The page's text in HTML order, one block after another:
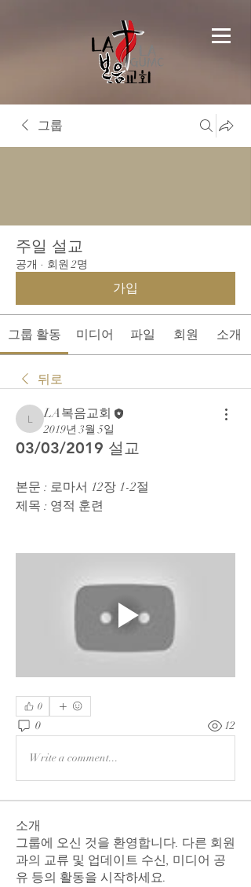
그룹
주일 설교
공개 · 회원 2명
가입
그룹 활동 미디어 파일 회원 소개
뒤로
LA복음교회
LA복음교회
2019년 3월 5일
03/03/2019 설교
본문 : 로마서 12장 1-2절
제목 : 영적 훈련
0
0 12
Write a comment...
소개
그룹에 오신 것을 환영합니다. 다른 회원
과의 교류 및 업데이트 수신, 미디어 공
유 등의 활동을 시작하세요.